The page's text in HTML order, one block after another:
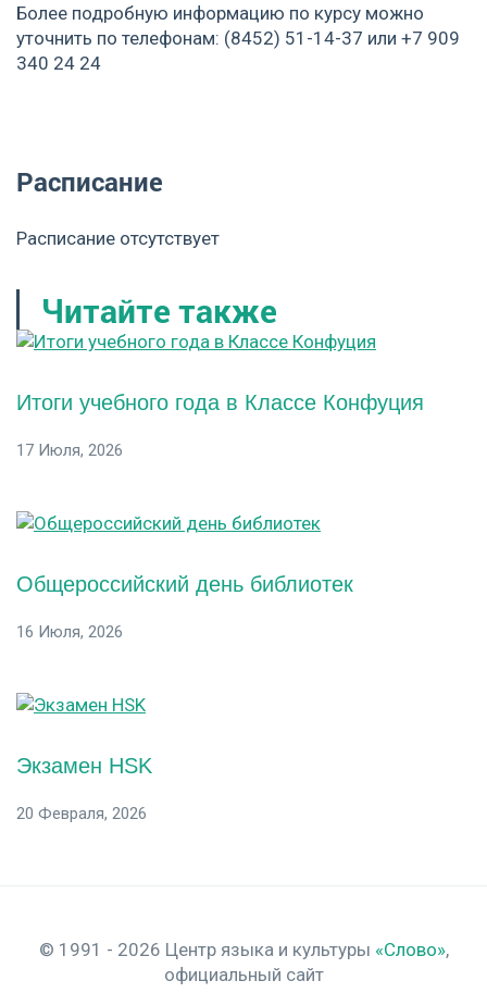
Более подробную информацию по курсу можно
уточнить по телефонам: (8452) 51-14-37 или +7 909
340 24 24
Расписание
Расписание отсутствует
Читайте также
Итоги учебного года в Классе Конфуция
17 Июля, 2026
Общероссийский день библиотек
16 Июля, 2026
Экзамен HSK
20 Февраля, 2026
© 1991 - 2026 Центр языка и культуры «Слово»,
официальный сайт